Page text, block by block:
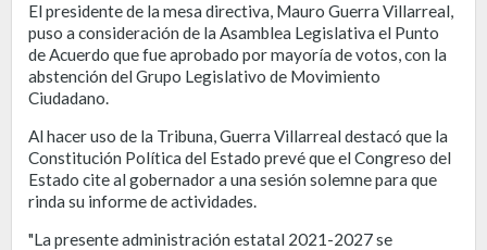
El presidente de la mesa directiva, Mauro Guerra Villarreal,
puso a consideración de la Asamblea Legislativa el Punto
de Acuerdo que fue aprobado por mayoría de votos, con la
abstención del Grupo Legislativo de Movimiento
Ciudadano.
Al hacer uso de la Tribuna, Guerra Villarreal destacó que la
Constitución Política del Estado prevé que el Congreso del
Estado cite al gobernador a una sesión solemne para que
rinda su informe de actividades.
"La presente administración estatal 2021-2027 se